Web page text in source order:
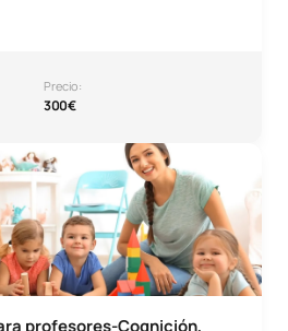
Precio:
300€
profesores-Cognición,
para profesores-